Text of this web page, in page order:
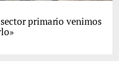
primario venimos